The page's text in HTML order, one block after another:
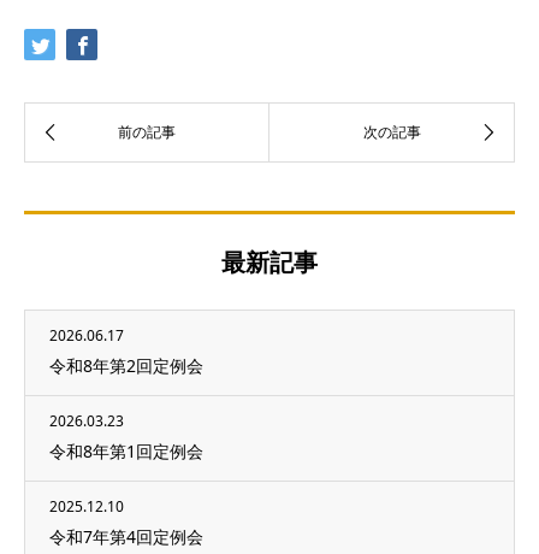
最新記事
2026.06.17
令和8年第2回定例会
2026.03.23
令和8年第1回定例会
2025.12.10
令和7年第4回定例会